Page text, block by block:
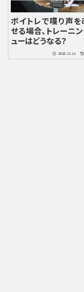
ボイトレで喋り声
せる場合、トレーニ
ューはどうなる？
2018.11.11